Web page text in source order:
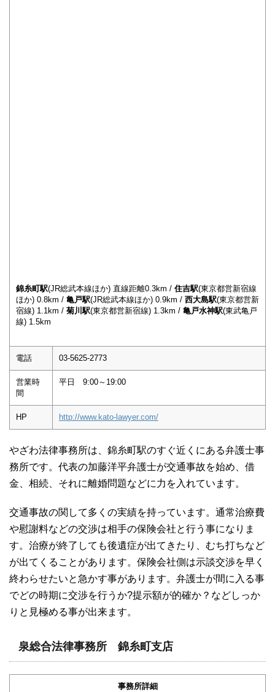
錦糸町駅(JR総武本線ほか) 直線距離0.3km / 住吉駅(東京都営新宿線
ほか) 0.8km / 亀戸駅(JR総武本線ほか) 0.9km / 西大島駅(東京都営新
宿線) 1.1km / 菊川駅(東京都営新宿線) 1.3km / 亀戸水神駅(東武亀戸
線) 1.5km
電話 03-5625-2773
営業時
間
平日 9:00～19:00
HP http://www.kato-lawyer.com/
やざわ法律事務所は、錦糸町駅のすぐ近くにある弁護士事
務所です。代表の加藤洋平弁護士が交通事故を始め、借
金、相続、それに離婚問題などに力を入れています。
交通事故の関して多くの実績を持っています。通常治療費
や慰謝料などの交渉は相手の保険会社と行う事になりま
す。治療が終了しても後遺症が出てきたり、むち打ちなど
が出てくることがあります。保険会社側は示談交渉を早く
終わらせたいと急かす事があります。弁護士が間に入る事
でどの時期に交渉を行うか?提示額が的確か？などしっか
りと見極める事が出来ます。
泉総合法律事務所 錦糸町支店
事務所詳細